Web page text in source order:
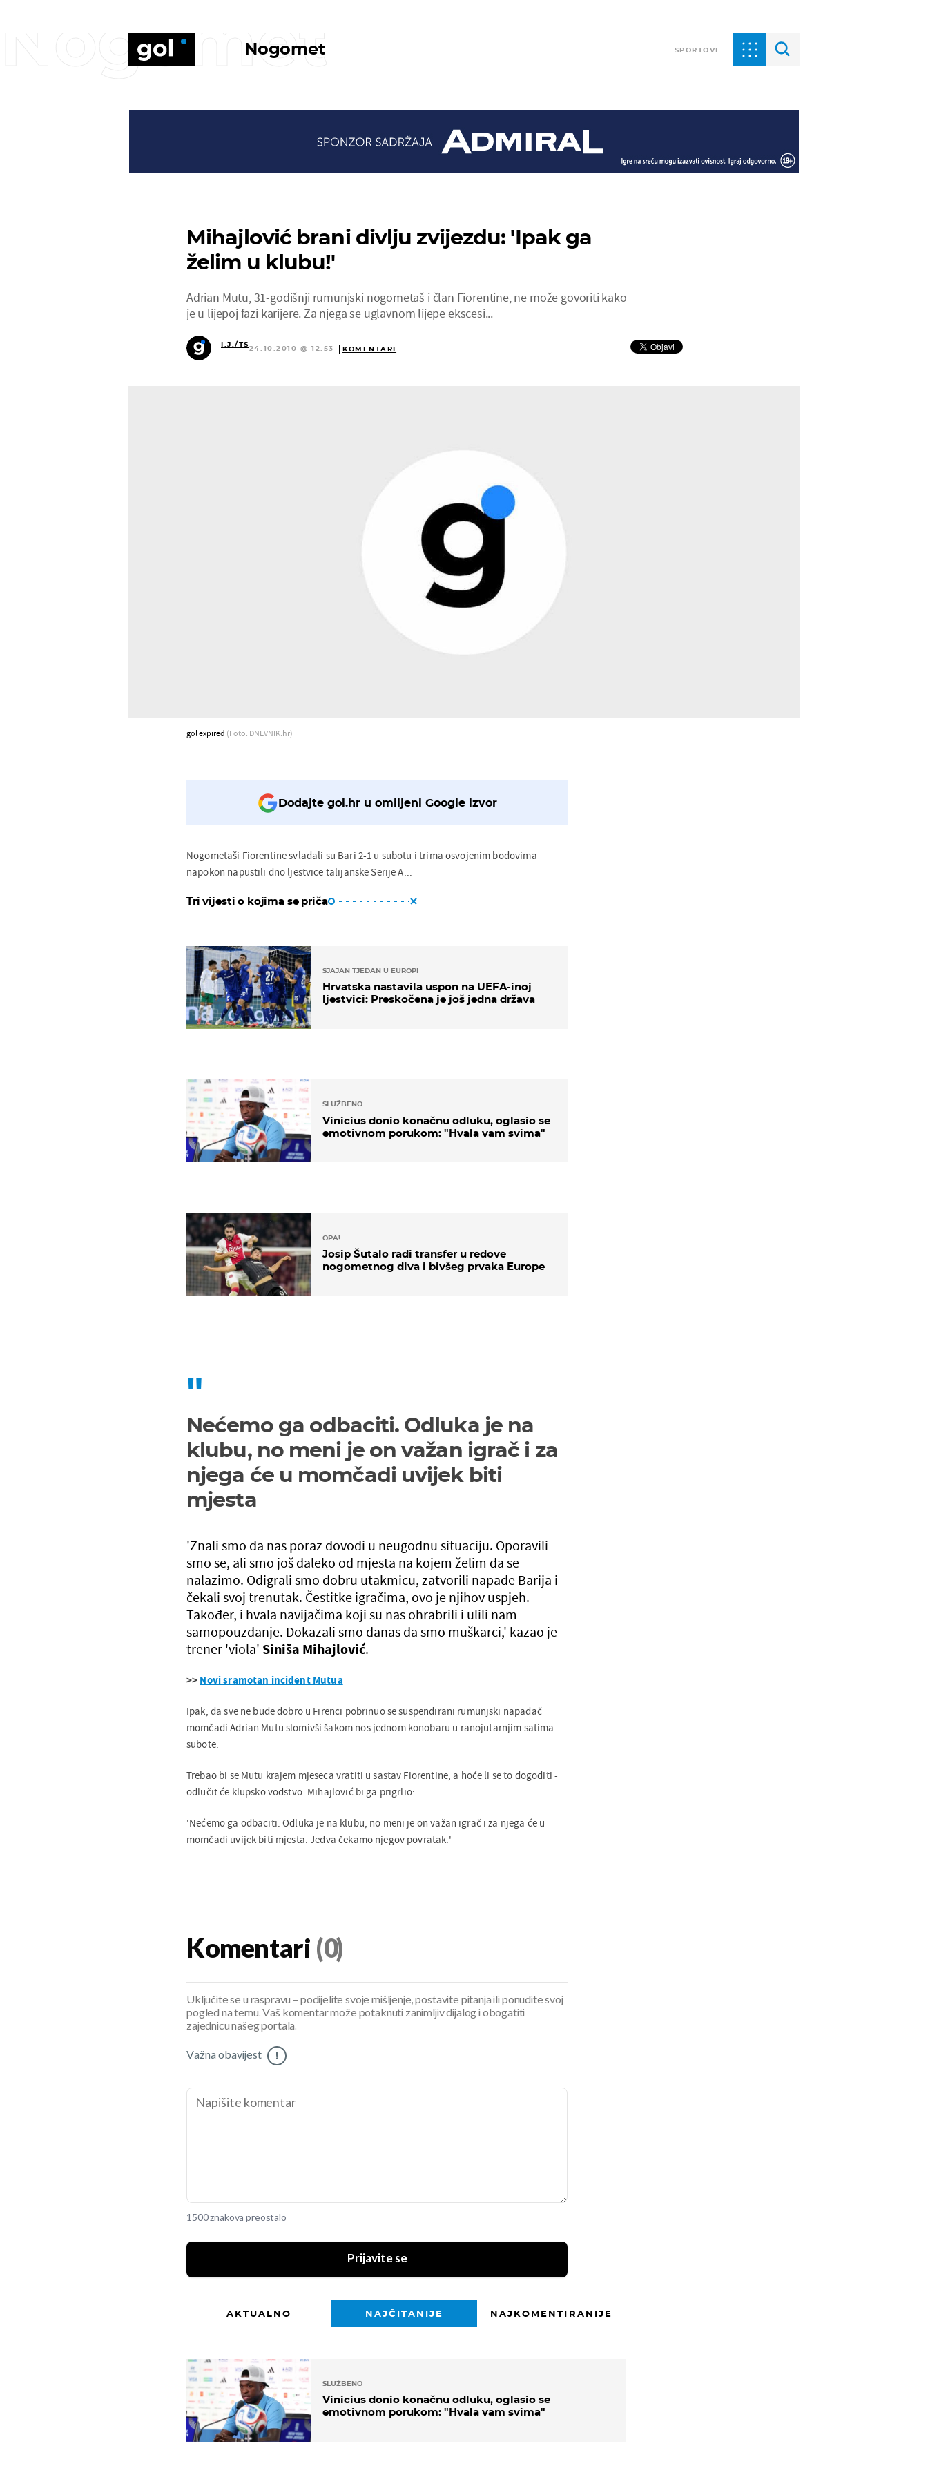
Nogomet SPORTOVI
Nogomet
Mihajlović brani divlju zvijezdu: 'Ipak ga
želim u klubu!'
Adrian Mutu, 31-godišnji rumunjski nogometaš i član Fiorentine, ne može govoriti kako
je u lijepoj fazi karijere. Za njega se uglavnom lijepe ekscesi...
I.J./TS
24.10.2010 @ 12:53 KOMENTARI
gol expired (Foto: DNEVNIK.hr)
Dodajte gol.hr u omiljeni Google izvor
Nogometaši Fiorentine svladali su Bari 2-1 u subotu i trima osvojenim bodovima
napokon napustili dno ljestvice talijanske Serije A...
Tri vijesti o kojima se priča
SJAJAN TJEDAN U EUROPI
Hrvatska nastavila uspon na UEFA-inoj
ljestvici: Preskočena je još jedna država
SLUŽBENO
Vinicius donio konačnu odluku, oglasio se
emotivnom porukom: "Hvala vam svima"
OPA!
Josip Šutalo radi transfer u redove
nogometnog diva i bivšeg prvaka Europe
Nećemo ga odbaciti. Odluka je na
klubu, no meni je on važan igrač i za
njega će u momčadi uvijek biti
mjesta
'Znali smo da nas poraz dovodi u neugodnu situaciju. Oporavili
smo se, ali smo još daleko od mjesta na kojem želim da se
nalazimo. Odigrali smo dobru utakmicu, zatvorili napade Barija i
čekali svoj trenutak. Čestitke igračima, ovo je njihov uspjeh.
Također, i hvala navijačima koji su nas ohrabrili i ulili nam
samopouzdanje. Dokazali smo danas da smo muškarci,' kazao je
trener 'viola' Siniša Mihajlović.
>> Novi sramotan incident Mutua
Ipak, da sve ne bude dobro u Firenci pobrinuo se suspendirani rumunjski napadač
momčadi Adrian Mutu slomivši šakom nos jednom konobaru u ranojutarnjim satima
subote.
Trebao bi se Mutu krajem mjeseca vratiti u sastav Fiorentine, a hoće li se to dogoditi -
odlučit će klupsko vodstvo. Mihajlović bi ga prigrlio:
'Nećemo ga odbaciti. Odluka je na klubu, no meni je on važan igrač i za njega će u
momčadi uvijek biti mjesta. Jedva čekamo njegov povratak.'
Komentari (0)
Uključite se u raspravu – podijelite svoje mišljenje, postavite pitanja ili ponudite svoj
pogled na temu. Vaš komentar može potaknuti zanimljiv dijalog i obogatiti
zajednicu našeg portala.
Važna obavijest !
1500 znakova preostalo
Prijavite se
AKTUALNO NAJČITANIJE NAJKOMENTIRANIJE
SLUŽBENO
Vinicius donio konačnu odluku, oglasio se
emotivnom porukom: "Hvala vam svima"